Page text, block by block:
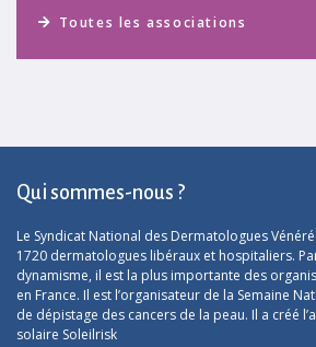
Toutes les associations
Qui sommes-nous ?
Le Syndicat National des Dermatologues
1720 dermatologues libéraux et hospitaliers.
dynamisme, il est la plus importante des
en France. Il est l’organisateur de la Semaine
de dépistage des cancers de la peau. Il a créé
solaire Soleilrisk